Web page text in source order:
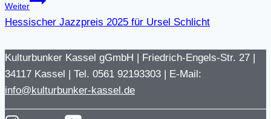
Weiter
Hessischer Jazzpreis 2025 für Ursel Schlicht
Kulturbunker Kassel gGmbH | Friedrich-Engels-Str. 27 |
34117 Kassel | Tel. 0561 92193303 | E-Mail:
info@kulturbunker-kassel.de